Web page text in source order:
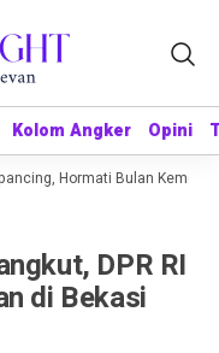
Kolom Angker Opini
Kolom Angker Opini
Hormati Bulan
DPR RI
di Bekasi